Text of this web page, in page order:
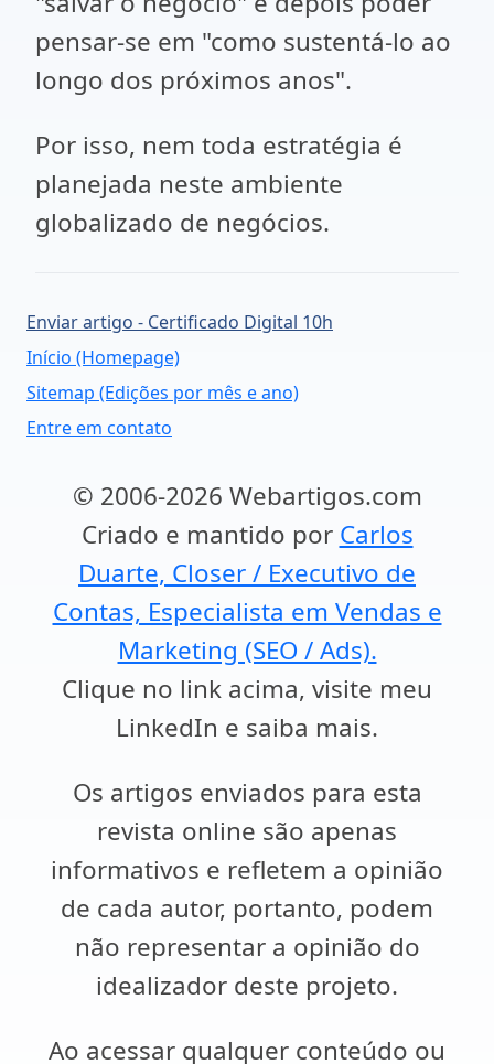
pensar-se em "como sustentá-lo ao
longo dos próximos anos".
Por isso, nem toda estratégia é
planejada neste ambiente
globalizado de negócios.
Enviar artigo - Certificado Digital 10h
Início (Homepage)
Sitemap (Edições por mês e ano)
Entre em contato
© 2006-2026 Webartigos.com
Criado e mantido por Carlos
Duarte, Closer / Executivo de
Contas, Especialista em Vendas e
Marketing (SEO / Ads).
Clique no link acima, visite meu
LinkedIn e saiba mais.
Os artigos enviados para esta
revista online são apenas
informativos e refletem a opinião
de cada autor, portanto, podem
não representar a opinião do
idealizador deste projeto.
Ao acessar qualquer conteúdo ou